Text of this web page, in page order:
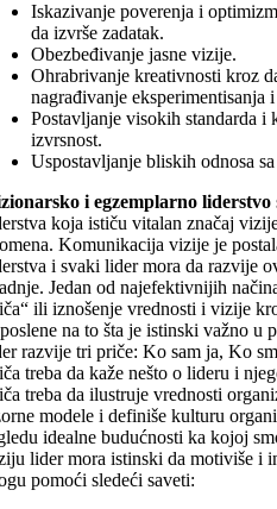
Iskazivanje poverenja i
da izvrše zadatak.
Obezbeđivanje jasne vizije.
Ohrabrivanje kreativnosti kroz
nagrađivanje eksperimentisanja
Postavljanje visokih standarda i
izvrsnost.
Uspostavljanje bliskih odnosa
i egzemplarno liderstvo
koja ističu vitalan značaj
Komunikacija vizije je
i svaki lider mora da razvije
Jedan od najefektivnijih
ili iznošenje vrednosti i vizije
na to šta je istinski važno u
razvije tri priče: Ko sam ja, Ko
treba da kaže nešto o lideru i
treba da ilustruje vrednosti
modele i definiše kulturu
idealne budućnosti ka kojoj
lider mora istinski da motiviše i
pomoći sledeći saveti: